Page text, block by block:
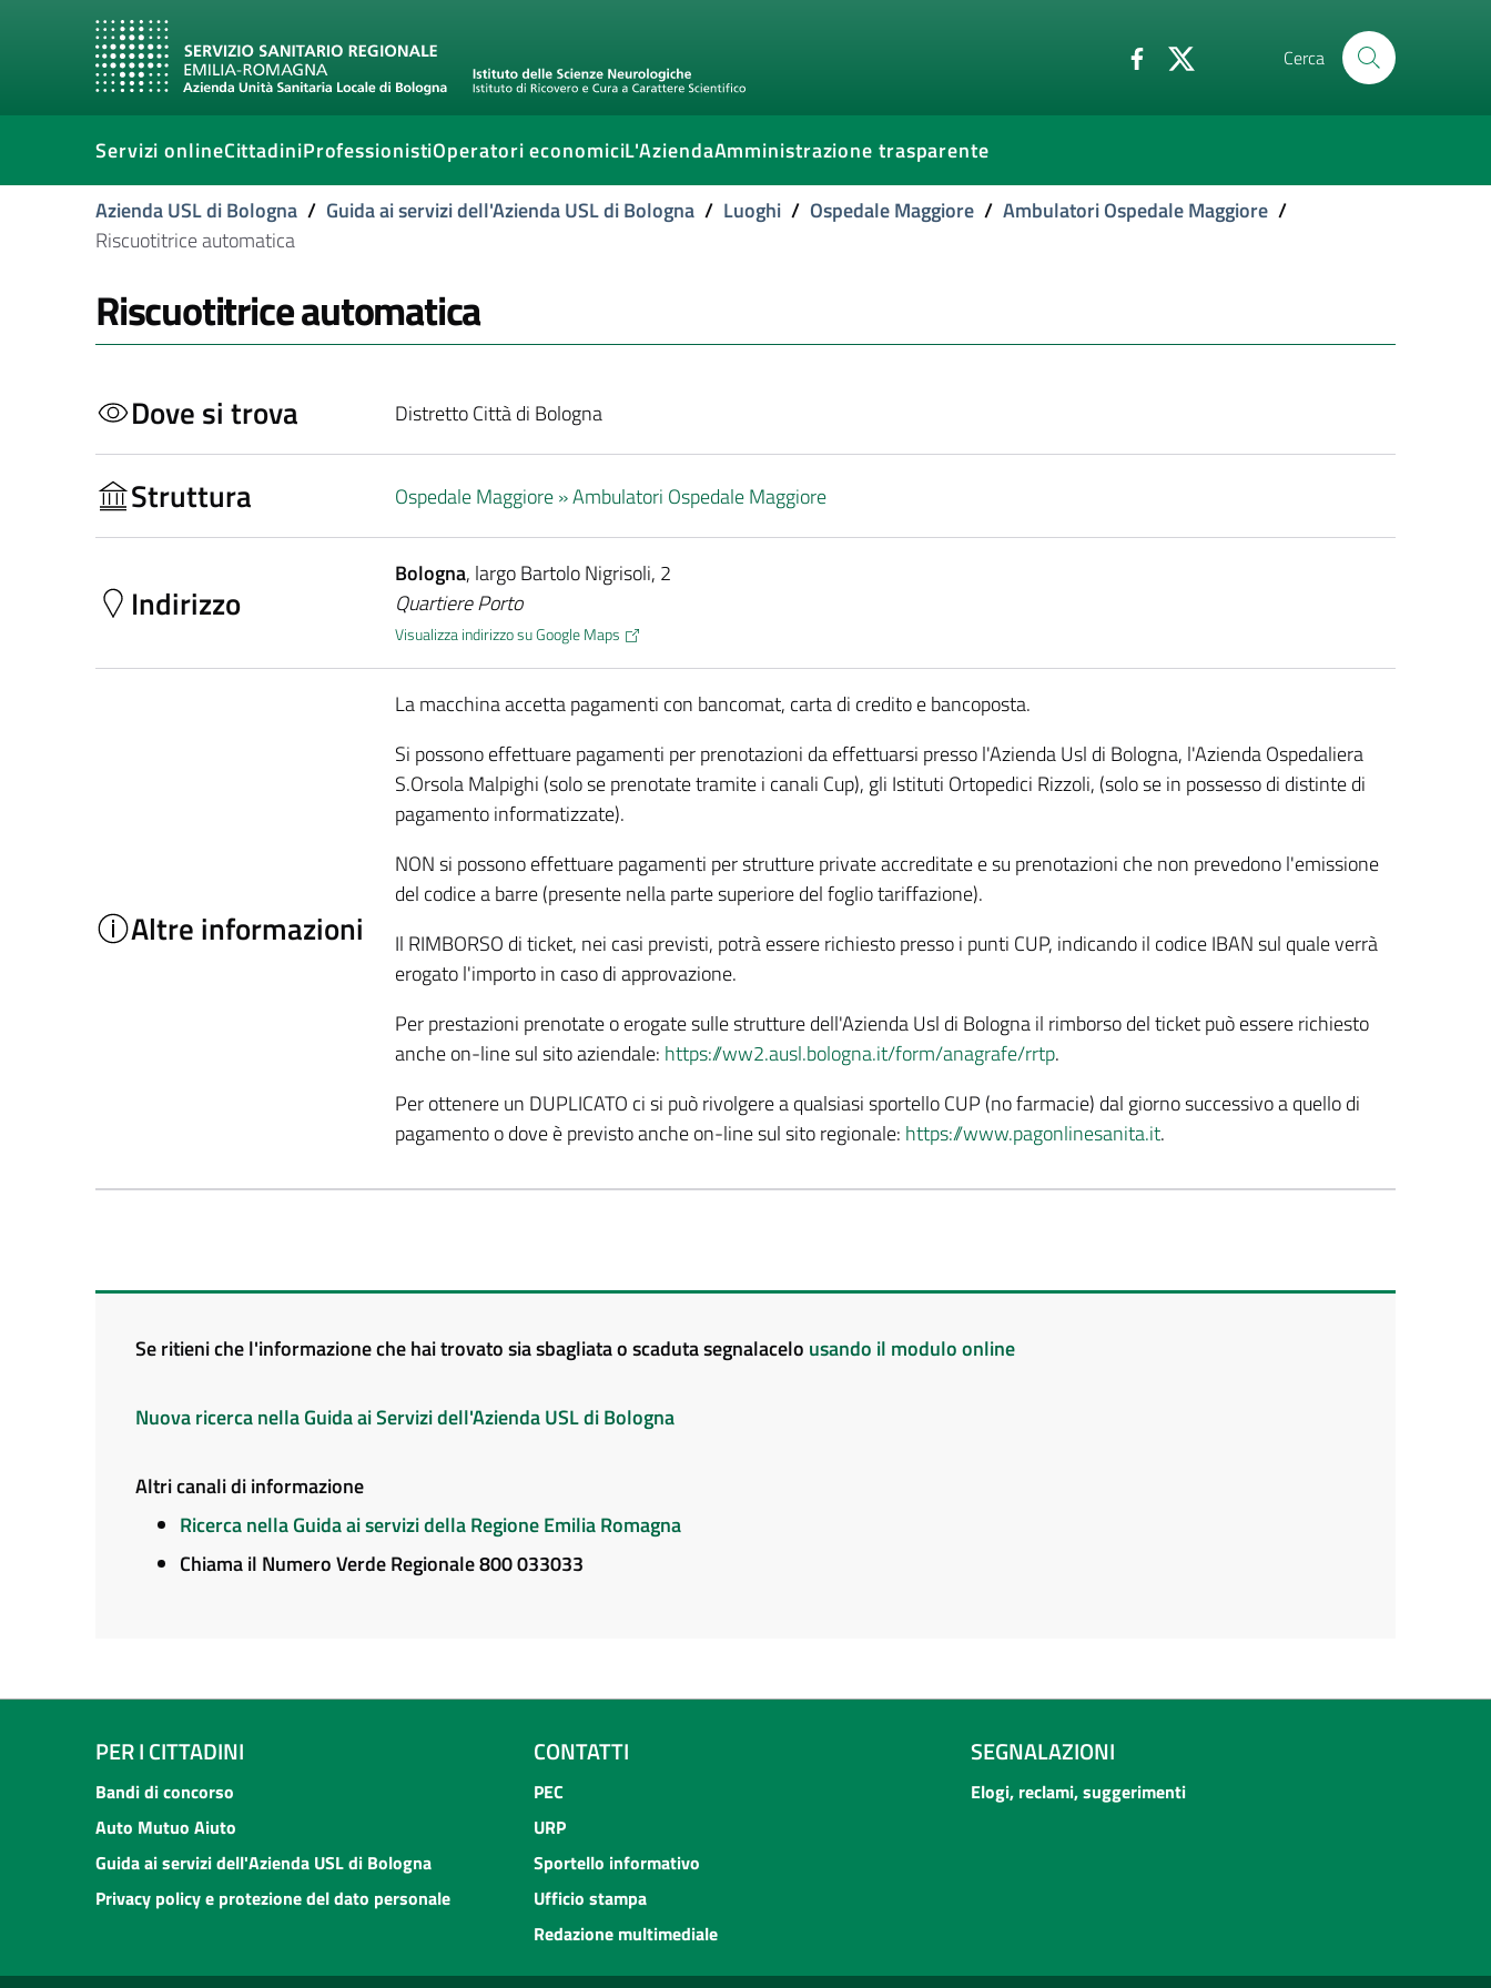
Cerca
Servizi onlineCittadiniProfessionistiOperatori economiciL'AziendaAmministrazione trasparente
Azienda USL di Bologna / Guida ai servizi dell'Azienda USL di Bologna / Luoghi / Ospedale Maggiore / Ambulatori Ospedale Maggiore /
Riscuotitrice automatica
Riscuotitrice automatica
Dove si trova Distretto Città di Bologna
Struttura Ospedale Maggiore »Ambulatori Ospedale Maggiore
Indirizzo
Bologna, largo Bartolo Nigrisoli, 2
Quartiere Porto
Visualizza indirizzo su Google Maps
Altre informazioni
La macchina accetta pagamenti con bancomat, carta di credito e bancoposta.
Si possono effettuare pagamenti per prenotazioni da effettuarsi presso l'Azienda Usl di Bologna, l'Azienda Ospedaliera
S.Orsola Malpighi (solo se prenotate tramite i canali Cup), gli Istituti Ortopedici Rizzoli, (solo se in possesso di distinte di
pagamento informatizzate).
NON si possono effettuare pagamenti per strutture private accreditate e su prenotazioni che non prevedono l'emissione
del codice a barre (presente nella parte superiore del foglio tariffazione).
Il RIMBORSO di ticket, nei casi previsti, potrà essere richiesto presso i punti CUP, indicando il codice IBAN sul quale verrà
erogato l'importo in caso di approvazione.
Per prestazioni prenotate o erogate sulle strutture dell'Azienda Usl di Bologna il rimborso del ticket può essere richiesto
anche on-line sul sito aziendale: https://ww2.ausl.bologna.it/form/anagrafe/rrtp.
Per ottenere un DUPLICATO ci si può rivolgere a qualsiasi sportello CUP (no farmacie) dal giorno successivo a quello di
pagamento o dove è previsto anche on-line sul sito regionale: https://www.pagonlinesanita.it.
Se ritieni che l'informazione che hai trovato sia sbagliata o scaduta segnalacelo usando il modulo online
Nuova ricerca nella Guida ai Servizi dell'Azienda USL di Bologna
Altri canali di informazione
Ricerca nella Guida ai servizi della Regione Emilia Romagna
Chiama il Numero Verde Regionale 800 033033
PER I CITTADINI
Bandi di concorso
Auto Mutuo Aiuto
Guida ai servizi dell'Azienda USL di Bologna
Privacy policy e protezione del dato personale
CONTATTI
PEC
URP
Sportello informativo
Ufficio stampa
Redazione multimediale
SEGNALAZIONI
Elogi, reclami, suggerimenti